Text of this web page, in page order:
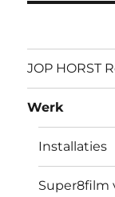
JOP HORST
Werk
Installaties
Super8film